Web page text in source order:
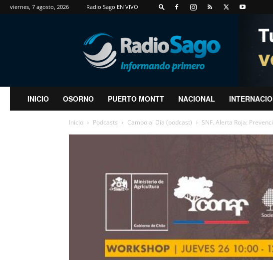
viernes, 7 agosto, 2026 Radio Sago EN VIVO
RadioSago
INICIO OSORNO PUERTO MONTT NACIONAL
Inicio Podcasts Campo al Día (podcast) SNF. Alerta Roja: